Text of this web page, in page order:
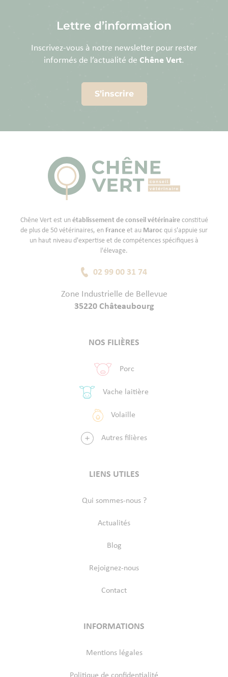
Lettre d’information
Inscrivez-vous à notre newsletter pour rester
informés de l’actualité de Chêne Vert.
S’inscrire
Chêne Vert est un établissement de conseil vétérinaireconstitué
de plus de 50 vétérinaires, en France et au Maroc qui s'appuie sur
un haut niveau d'expertise et de compétences spécifiques à
l'élevage.
02 99 00 31 74
Zone Industrielle de Bellevue
35220 Châteaubourg
NOS FILIÈRES
Porc
Vache laitière
Volaille
Autres filières
LIENS UTILES
Qui sommes-nous ?
Actualités
Blog
Rejoignez-nous
Contact
INFORMATIONS
Mentions légales
Politique de confidentialité